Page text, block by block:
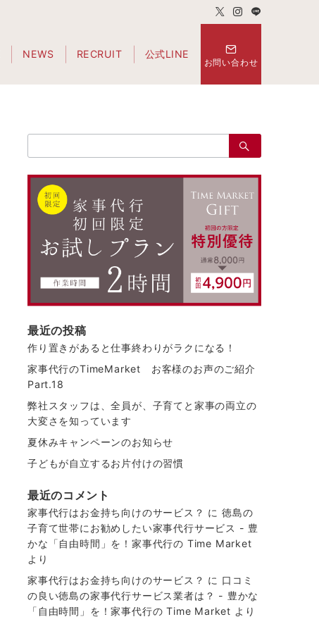
NEWS RECRUIT 公式LINE
お問い合わせ
索：
最近の投稿
作り置きがあると仕事終わりがラクになる！
家事代行のTimeMarket お客様のお声のご紹介
Part.18
弊社スタッフは、全員が、子育てと家事の両立の
大変さを知っています
夏休みキャンペーンのお知らせ
子どもが自立するお片付けの習慣
最近のコメント
家事代行はお金持ち向けのサービス？ に徳島の
子育て世帯にお勧めしたい家事代行サービス - 豊
かな「自由時間」を！家事代行の Time Market
より
家事代行はお金持ち向けのサービス？ に 口コミ
の良い徳島の家事代行サービス業者は？ - 豊かな
「自由時間」を！家事代行の Time Market より